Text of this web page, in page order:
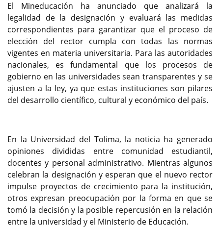
El Mineducación ha anunciado que analizará la
legalidad de la designación y evaluará las medidas
correspondientes para garantizar que el proceso de
elección del rector cumpla con todas las normas
vigentes en materia universitaria. Para las autoridades
nacionales, es fundamental que los procesos de
gobierno en las universidades sean transparentes y se
ajusten a la ley, ya que estas instituciones son pilares
del desarrollo científico, cultural y económico del país.
En la Universidad del Tolima, la noticia ha generado
opiniones divididas entre comunidad estudiantil,
docentes y personal administrativo. Mientras algunos
celebran la designación y esperan que el nuevo rector
impulse proyectos de crecimiento para la institución,
otros expresan preocupación por la forma en que se
tomó la decisión y la posible repercusión en la relación
entre la universidad y el Ministerio de Educación.